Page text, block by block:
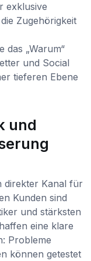
exklusive
Zugehörigkeit
das „Warum“
und Social
tieferen Ebene
und
direkter Kanal für
Kunden sind
und stärksten
eine klare
Probleme
können getestet